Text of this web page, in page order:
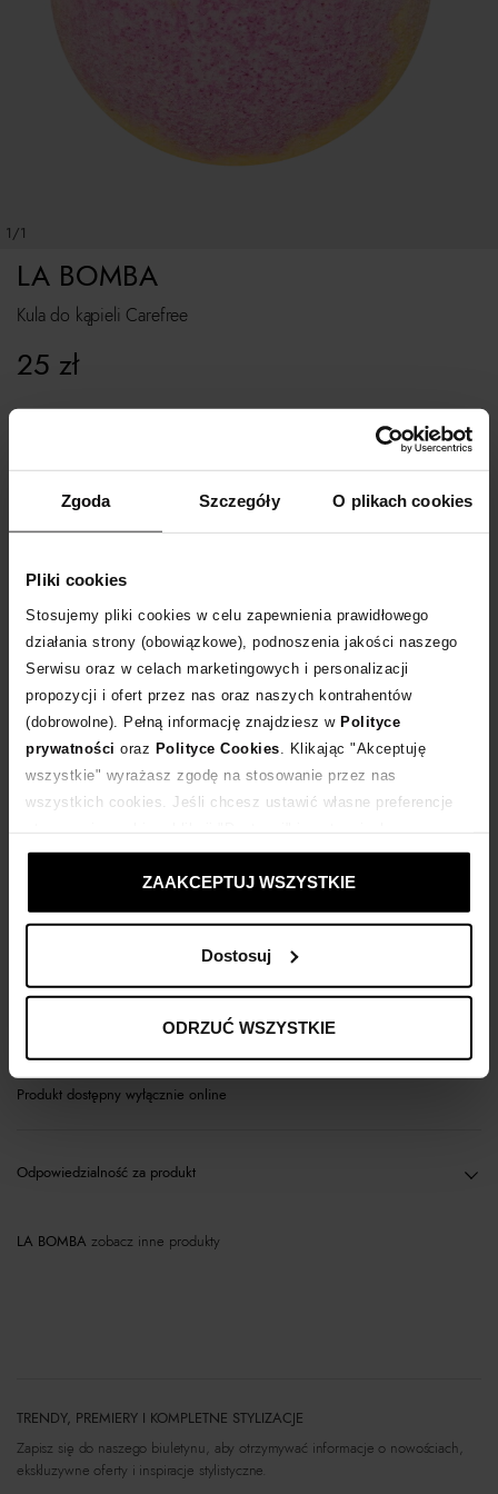
Zgoda Szczegóły O plikach cookies
Pliki cookies
Stosujemy pliki cookies w celu zapewnienia prawidłowego
działania strony (obowiązkowe), podnoszenia jakości naszego
Serwisu oraz w celach marketingowych i personalizacji
propozycji i ofert przez nas oraz naszych kontrahentów
(dobrowolne). Pełną informację znajdziesz w Polityce
prywatności oraz Polityce Cookies . Klikając "Akceptuję
wszystkie" wyrażasz zgodę na stosowanie przez nas
wszystkich cookies. Jeśli chcesz ustawić własne preferencje
ustawienia prywatności.
ZAAKCEPTUJ WSZYSTKIE
Dostosuj
ODRZUĆ WSZYSTKIE
1/1
Kula do kąpieli Carefree
LA BOMBA
25 zł
DODAJ DO KOSZYKA
Dostawa
14 dni na zwrot towaru
+5 punktów zyskujesz w Klubie Korzyści
Kup teraz, Zapłać później!
Produkt dostępny wyłącznie online
Odpowiedzialność za produkt
LA BOMBA zobacz inne produkty
TRENDY, PREMIERY I KOMPLETNE STYLIZACJE
Zapisz się do naszego biuletynu, aby otrzymywać informacje o nowościach,
ekskluzywne oferty i inspiracje stylistyczne.